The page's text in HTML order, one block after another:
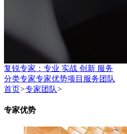
复锐专家：专业 实战 创新 服务
分类专家专家优势项目服务团队
首页>专家团队>
专家优势